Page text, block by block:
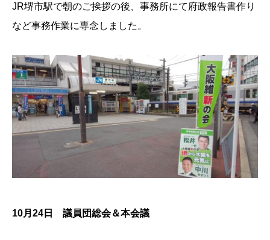
JR堺市駅で朝のご挨拶の後、事務所にて府政報告書作り
など事務作業に専念しました。
10月24日 議員団総会＆本会議